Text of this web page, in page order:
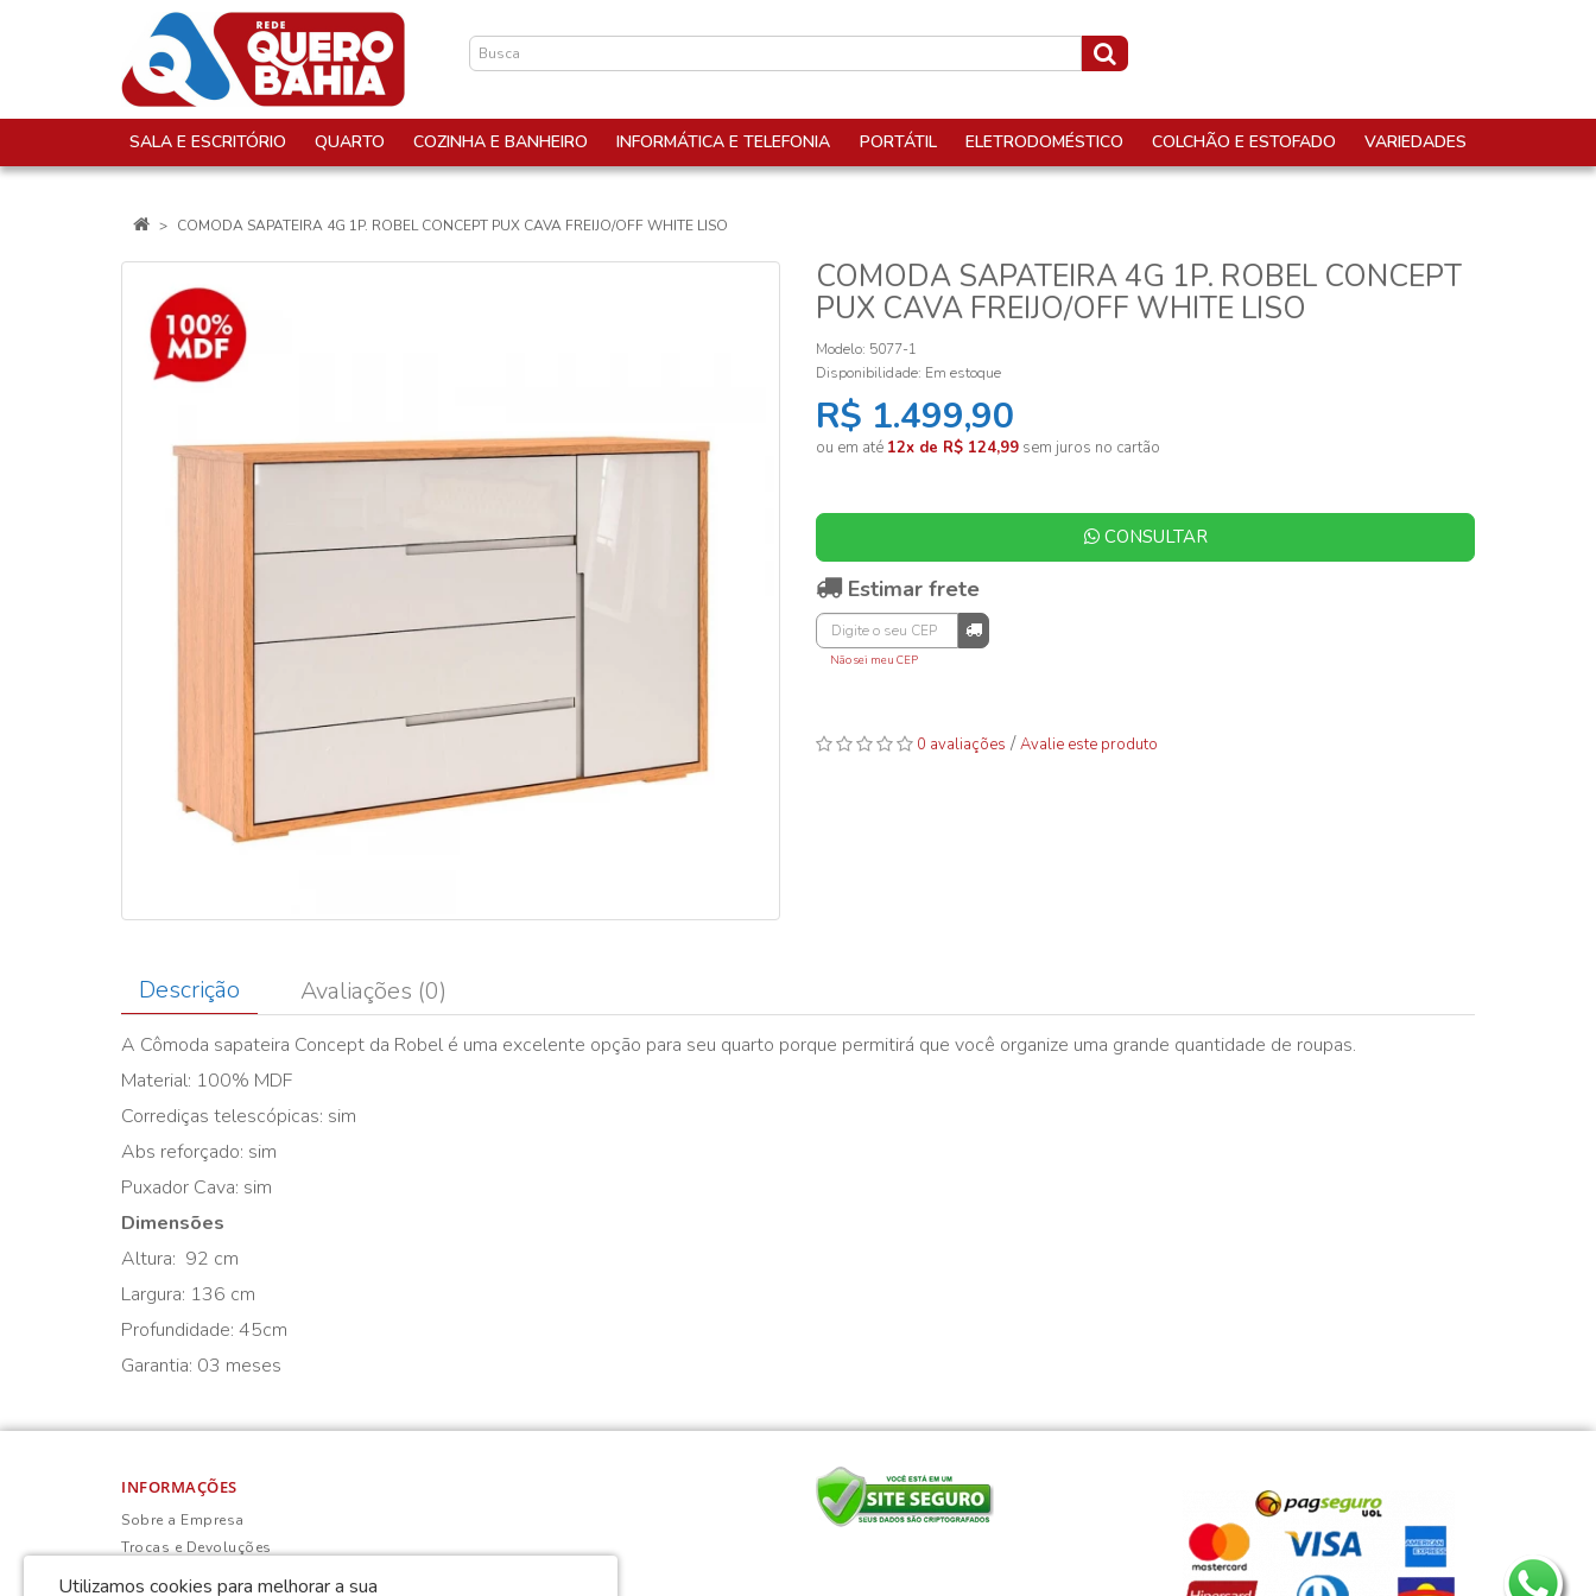
SALA E ESCRITÓRIO QUARTO COZINHA E BANHEIRO INFORMÁTICA E TELEFONIA PORTÁTIL ELETRODOMÉSTICO COLCHÃO E ESTOFADO VARIEDADES
COMODA SAPATEIRA 4G 1P. ROBEL CONCEPT PUX CAVA FREIJO/OFF WHITE LISO
COMODA SAPATEIRA 4G 1P. ROBEL CONCEPT
PUX CAVA FREIJO/OFF WHITE LISO
Modelo: 5077-1
Disponibilidade: Em estoque
R$ 1.499,90
ou em até 12x de R$ 124,99 sem juros no cartão
CONSULTAR
Estimar frete
Não sei meu CEP
0 avaliações /Avalie este produto
Descrição Avaliações (0)
A Cômoda sapateira Concept da Robel é uma excelente opção para seu quarto porque permitirá que você organize uma grande quantidade de roupas.
Material: 100% MDF
Corrediças telescópicas: sim
Abs reforçado: sim
Puxador Cava: sim
Dimensões
Altura: 92 cm
Largura: 136 cm
Profundidade: 45cm
Garantia: 03 meses
INFORMAÇÕES
Sobre a Empresa
Trocas e Devoluções
Utilizamos cookies para melhorar a sua